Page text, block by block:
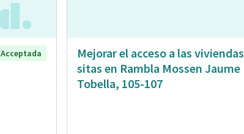
Acceptada
Mejorar el acceso a las viviendas
sitas en Rambla Mossen Jaume
Tobella, 105-107